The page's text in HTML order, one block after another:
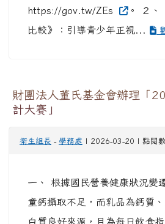
https://gov.tw/ZEs
。 ２、
比較》：引導青少年正視...
財團法人董氏基金會辦理「
計大賽」
衛生組長 - 學務處 | 2026-03-20 | 點閱
一、 根據國民營養健康狀況變
童鈣攝取不足，而乳品為鈣質
白質良好來源，且為每日飲食